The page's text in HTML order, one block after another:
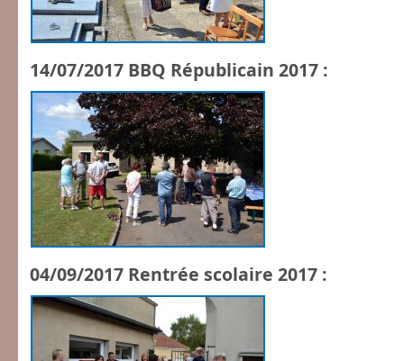
14/07/2017 BBQ Républicain 2017 :
04/09/2017 Rentrée scolaire 2017 :